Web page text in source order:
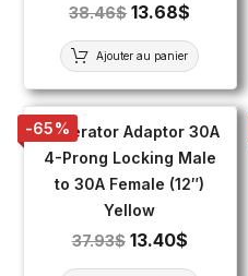
38.46$ 13.68$
Ajouter au panier
-65%
Generator Adaptor 30A
4-Prong Locking Male
to 30A Female (12″)
Yellow
37.93$ 13.40$